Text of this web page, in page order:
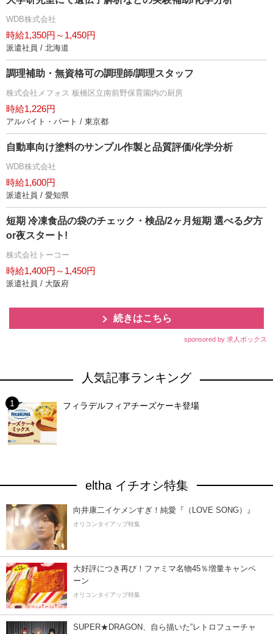
WDB株式会社
時給1,350円～1,450円
派遣社員 / 北海道
調理補助・無資格可の調理師/調理スタッフ
株式会社メフォス 板橋区立南前野保育園内の厨房
時給1,226円
アルバイト・パート / 東京都
自動車向け塗料のサンプル作製と品質評価/化学分析
WDB株式会社
時給1,600円
派遣社員 / 愛知県
短期 冷凍食品の袋のチェック・検品/2ヶ月短期 選べる夕方
or夜スタート!
株式会社トーコー
時給1,400円～1,450円
派遣社員 / 大阪府
続きはこちら
sponsored by 求人ボックス
人気記事ランキング
フィラデルフィアチーズケーキ登場
eltha イチオシ特集
向井康二イケメンすぎ！純愛『（LOVE SONG）』
オリコンタイアップ特集
大好評につき再び！ファミマ名物45％増量キャンペ
ーン
オリコンタイアップ特集
SUPER★DRAGON、自ら描いた”レトロフューチャ